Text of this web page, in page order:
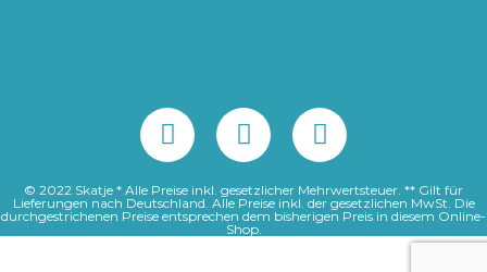
© 2022 Skatje * Alle Preise inkl. gesetzlicher Mehrwertsteuer. ** Gilt für
Lieferungen nach Deutschland. Alle Preise inkl. der gesetzlichen MwSt. Die
durchgestrichenen Preise entsprechen dem bisherigen Preis in diesem Online-
Shop.